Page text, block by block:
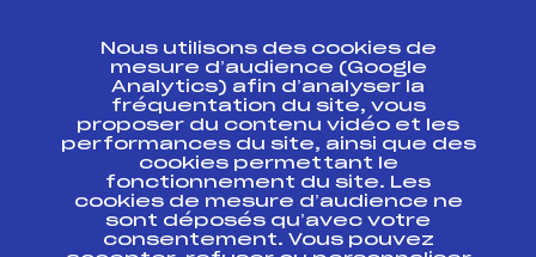
ESPACE PRESSE
Ressources
Pass’Neige
Projet sportif fédéral
Projet de performance fédéral
Antidopage
Nous utilisons des cookies de
mesure d’audience (Google
Analytics) afin d’analyser la
fréquentation du site, vous
proposer du contenu vidéo et les
performances du site, ainsi que des
cookies permettant le
fonctionnement du site. Les
cookies de mesure d’audience ne
sont déposés qu’avec votre
consentement. Vous pouvez